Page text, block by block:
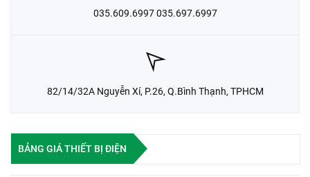
035.609.6997 035.697.6997
82/14/32A Nguyễn Xí, P.26, Q.Bình Thạnh, TPHCM
BẢNG GIÁ THIẾT BỊ ĐIỆN